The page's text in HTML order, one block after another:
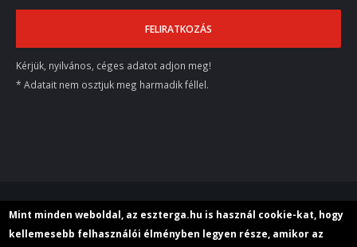
Kérjük, nyilvános, céges adatot adjon meg!
* Adatait nem osztjuk meg harmadik féllel.
© 2018 M+E Szerszámgép Kereskedelmi Kft.
Mint minden weboldal, az eszterga.hu is használ cookie-kat, hogy
kellemesebb felhasználói élményben legyen része, amikor az